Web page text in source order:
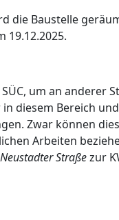
die Baustelle
19.12.2025.
um an anderer
diesem Bereich
Zwar können
Arbeiten
Neustadter Straßezur